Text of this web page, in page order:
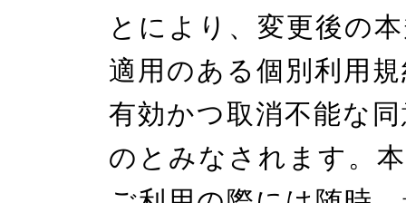
とにより、変更後の
適用のある個別利用
有効かつ取消不能な
のとみなされます。